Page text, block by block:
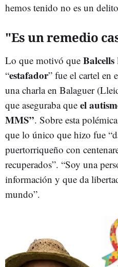
hemos tenido no es un
"Es un remedio
Lo que motivó que Balcells
“estafador” fue el cartel en
una charla en Balaguer
que aseguraba que el
MMS”. Sobre esta
que lo único que hizo fue
puertorriqueño con
recuperados”. “Soy una
información y que da
mundo”.